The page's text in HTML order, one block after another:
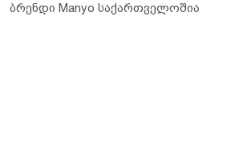
ბრენდი Manyo საქართველოშია